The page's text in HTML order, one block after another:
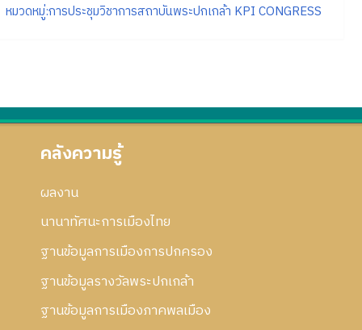
หมวดหมู่:การประชุมวิชาการสถาบันพระปกเกล้า KPI CONGRESS
คลังความรู้
ผลงาน
นานาทัศนะการเมืองไทย
ฐานข้อมูลการเมืองการปกครอง
ฐานข้อมูลรางวัลพระปกเกล้า
ฐานข้อมูลการเมืองภาคพลเมือง